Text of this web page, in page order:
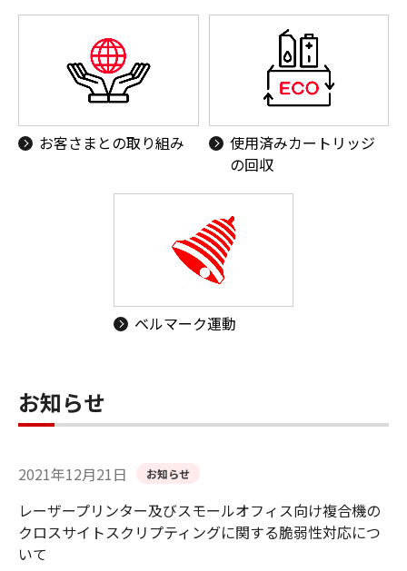
お客さまとの取り組み
使用済みカートリッジ
の回収
ベルマーク運動
お知らせ
2021年12月21日 お知らせ
レーザープリンター及びスモールオフィス向け複合機の
クロスサイトスクリプティングに関する脆弱性対応につ
いて